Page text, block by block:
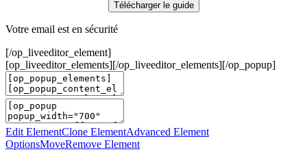
Télécharger le guide
Votre email est en sécurité
[/op_liveeditor_element]
[op_liveeditor_elements][/op_liveeditor_elements][/op_popup]
Edit ElementClone ElementAdvanced Element
OptionsMoveRemove Element